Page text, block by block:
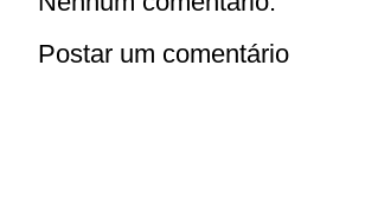
Postar um comentário